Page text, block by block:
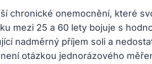
chronické onemocnění, které
mezi 25 a 60 lety bojuje s
nadměrný příjem soli a
otázkou jednorázového